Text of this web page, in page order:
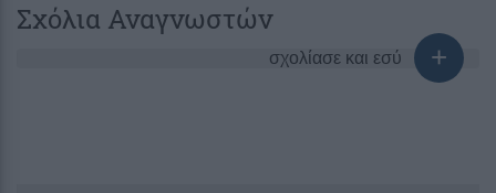
Σχόλια Αναγνωστών
σχολίασε και εσύ